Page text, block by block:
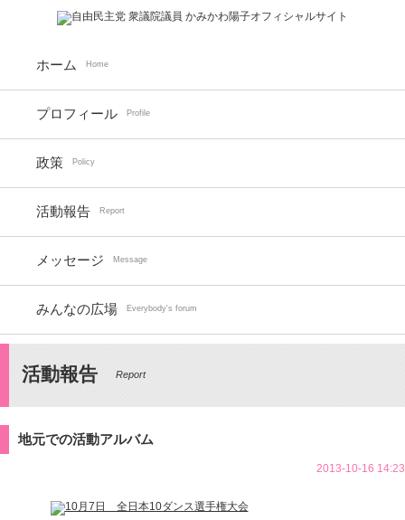
ホーム Home
プロフィール Profile
政策 Policy
活動報告 Report
メッセージ Message
みんなの広場 Everybody's forum
活動報告 Report
地元での活動アルバム
2013-10-16 14:23